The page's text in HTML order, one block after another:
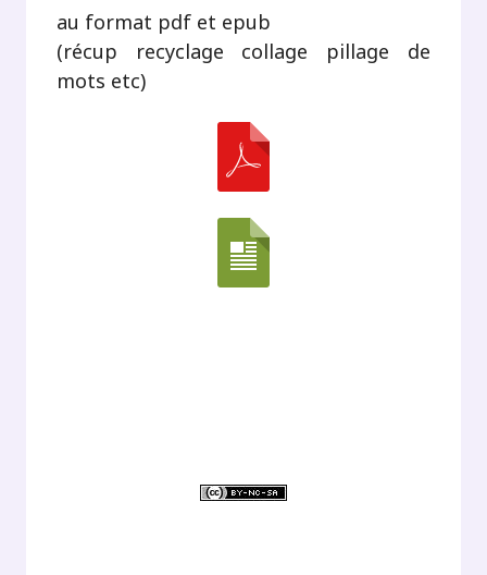
au format pdf et epub
(récup recyclage collage pillage de
mots etc)